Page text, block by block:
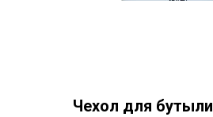
Чехол для бутыли